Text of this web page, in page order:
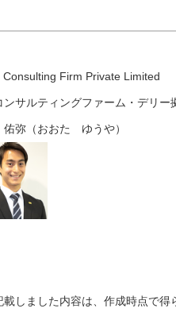
Consulting Firm Private Limited
ンサルティングファーム・デリー
弥（おおた ゆうや）
しました内容は、作成時点で得